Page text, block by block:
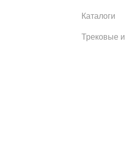
Каталоги
Трековые